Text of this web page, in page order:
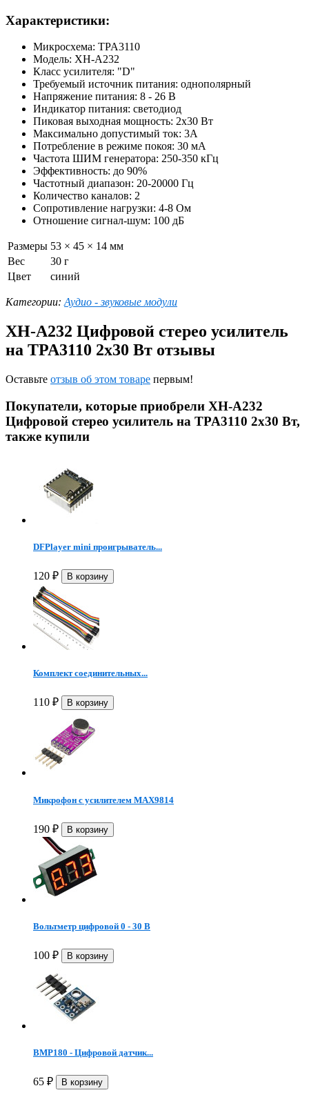
Характеристики:
Микросхема: TPA3110
Модель: XH-A232
Класс усилителя: "D"
Требуемый источник питания: однополярный
Напряжение питания: 8 - 26 В
Индикатор питания: светодиод
Пиковая выходная мощность: 2x30 Вт
Максимально допустимый ток: 3A
Потребление в режиме покоя: 30 мА
Частота ШИМ генератора: 250-350 кГц
Эффективность: до 90%
Частотный диапазон: 20-20000 Гц
Количество каналов: 2
Сопротивление нагрузки: 4-8 Ом
Отношение сигнал-шум: 100 дБ
Размеры 53 × 45 × 14 мм
Вес
30 г
Цвет
синий
Категории: Аудио - звуковые модули
XH-A232 Цифровой стерео усилитель
на TPA3110 2x30 Вт отзывы
Оставьте отзыв об этом товаре первым!
Покупатели, которые приобрели XH-A232
Цифровой стерео усилитель на TPA3110 2x30 Вт,
также купили
DFPlayer mini проигрыватель...
120 ₽
Комплект соединительных...
110 ₽
Микрофон с усилителем MAX9814
190 ₽
Вольтметр цифровой 0 - 30 В
100 ₽
BMP180 - Цифровой датчик...
65 ₽